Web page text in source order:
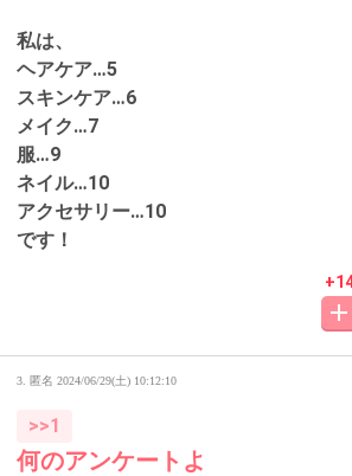
私は、
ヘアケア…5
スキンケア…6
メイク…7
服…9
ネイル…10
アクセサリー…10
です！
3. 匿名 2024/06/29(土) 10:12:10
>>1
何のアンケートよ